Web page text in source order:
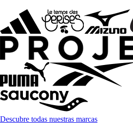
Descubre todas nuestras marcas